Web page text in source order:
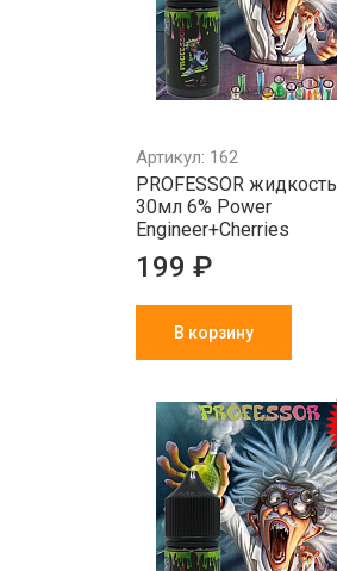
Артикул: 162
PROFESSOR жидкость
30мл 6% Power
Engineer+Cherries
199 ₽
В корзину